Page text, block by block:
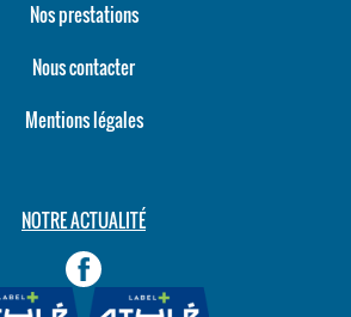
Nos prestations
Nous contacter
Mentions légales
NOTRE ACTUALITÉ